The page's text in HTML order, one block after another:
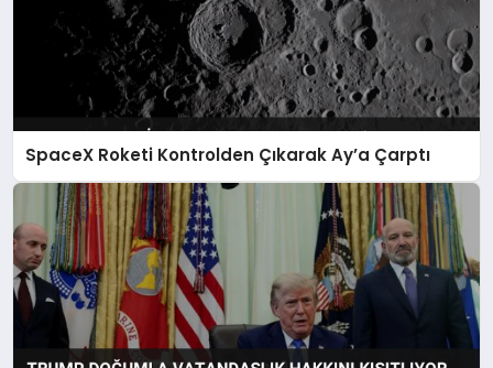
SpaceX Roketi Kontrolden Çıkarak Ay’a Çarptı